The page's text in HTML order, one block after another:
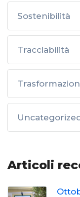
Sostenibilità
Tracciabilità
Articoli